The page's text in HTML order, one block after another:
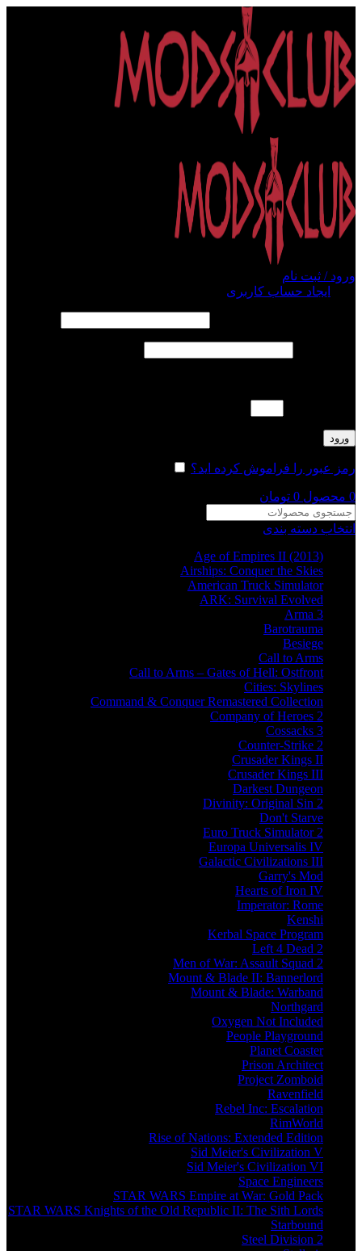
ورود / ثبت نام
ایجاد حساب کاربری
ورود
رمز عبور را فراموش کرده اید؟
0 محصول 0 تومان
انتخاب دسته بندی
Age of Empires II (2013)
Airships: Conquer the Skies
American Truck Simulator
ARK: Survival Evolved
Arma 3
Barotrauma
Besiege
Call to Arms
Call to Arms – Gates of Hell: Ostfront
Cities: Skylines
Command & Conquer Remastered Collection
Company of Heroes 2
Cossacks 3
Counter-Strike 2
Crusader Kings II
Crusader Kings III
Darkest Dungeon
Divinity: Original Sin 2
Don't Starve
Euro Truck Simulator 2
Europa Universalis IV
Galactic Civilizations III
Garry's Mod
Hearts of Iron IV
Imperator: Rome
Kenshi
Kerbal Space Program
Left 4 Dead 2
Men of War: Assault Squad 2
Mount & Blade II: Bannerlord
Mount & Blade: Warband
Northgard
Oxygen Not Included
People Playground
Planet Coaster
Prison Architect
Project Zomboid
Ravenfield
Rebel Inc: Escalation
RimWorld
Rise of Nations: Extended Edition
Sid Meier's Civilization V
Sid Meier's Civilization VI
Space Engineers
STAR WARS Empire at War: Gold Pack
STAR WARS Knights of the Old Republic II: The Sith Lords
Starbound
Steel Division 2